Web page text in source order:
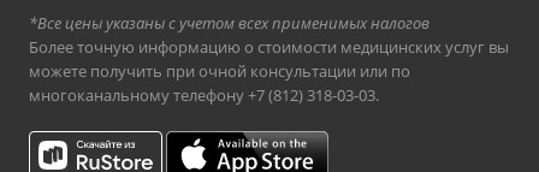
*Все цены указаны с учетом всех применимых налогов
Более точную информацию о стоимости медицинских услуг вы
можете получить при очной консультации или по
многоканальному телефону+7 (812) 318-03-03.